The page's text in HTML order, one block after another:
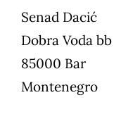
Senad Dacić
Dobra Voda bb
85000 Bar
Montenegro